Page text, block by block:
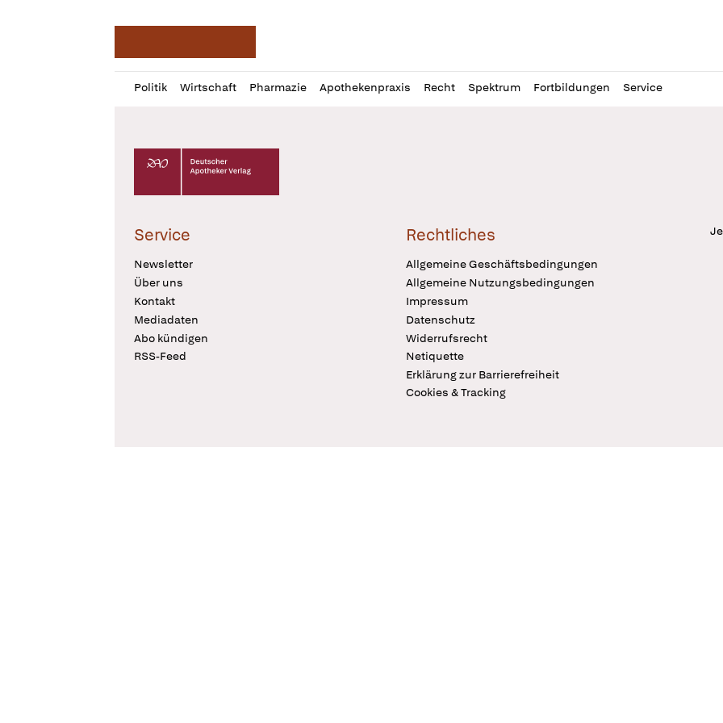
Politik Wirtschaft Pharmazie Apothekenpraxis Recht Spektrum Fortbildungen Service
Profil
öffnen
Daz
Pur
Deutscher Apotheker Verlag Logo
Service
Newsletter
Über uns
Kontakt
Mediadaten
Abo kündigen
RSS-Feed
Rechtliches
Allgemeine Geschäftsbedingungen
Allgemeine Nutzungsbedingungen
Impressum
Datenschutz
Widerrufsrecht
Netiquette
Erklärung zur Barrierefreiheit
Cookies & Tracking